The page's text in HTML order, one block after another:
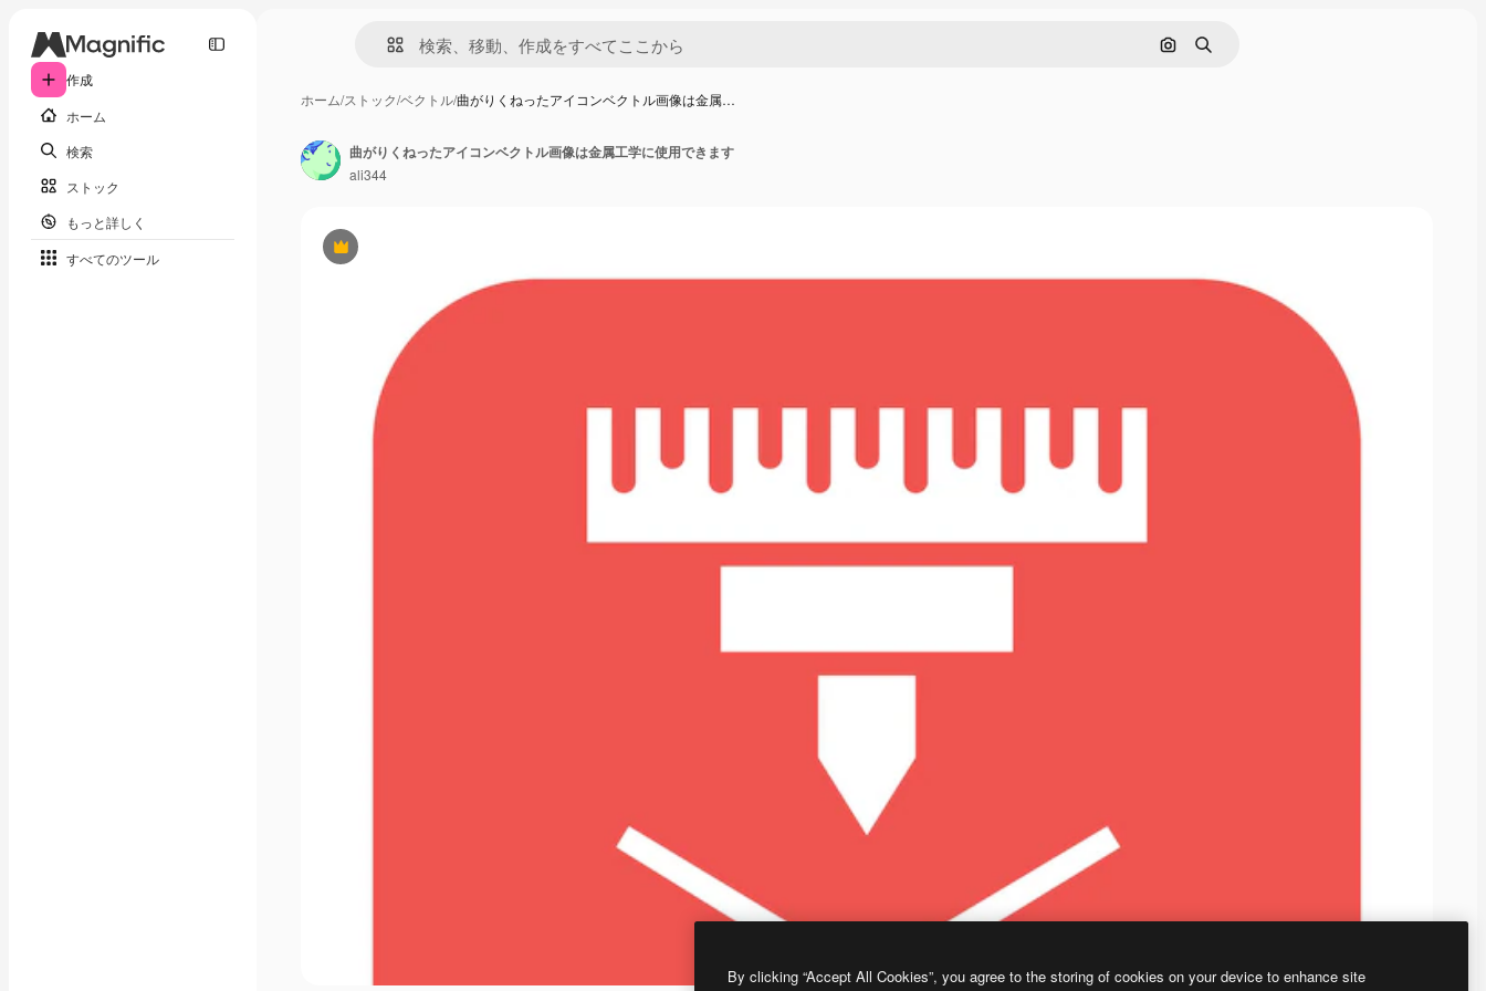
作成
ホーム
検索
ストック
もっと詳しく
すべてのツール
画像で検索
検索
ホーム/ストック/ベクトル/曲がりくねったアイコンベクトル画像は金属…
Premium
曲がりくねったアイコンベクトル画像は金属工学に使用できます
ali344
By clicking “Accept All Cookies”, you agree to the storing of cookies on your device to enhance site